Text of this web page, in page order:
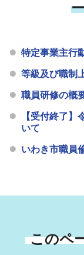
特定事業主行
等級及び職制
職員研修の概
【受付終了
いて
いわき市職員
このペ